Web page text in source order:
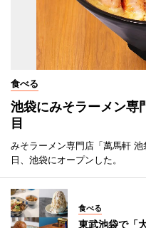
食べる
池袋にみそラーメン
目
みそラーメン専門店「萬馬軒
日、池袋にオープンした。
食べる
東武池袋で「